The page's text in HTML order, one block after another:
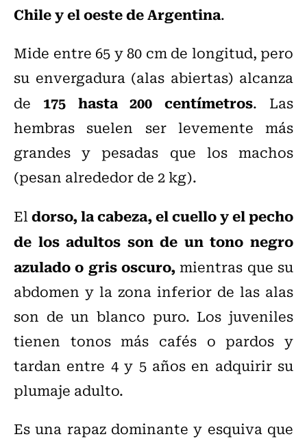
Chile y el oeste de Argentina.
Mide entre 65 y 80 cm de longitud, pero
su envergadura (alas abiertas) alcanza
de 175 hasta 200 centímetros. Las
hembras suelen ser levemente más
grandes y pesadas que los machos
(pesan alrededor de 2 kg).
Eldorso, la cabeza, el cuello y el pecho
de los adultos son de un tono negro
azulado o gris oscuro,mientras que su
abdomen y la zona inferior de las alas
son de un blanco puro. Los juveniles
tienen tonos más cafés o pardos y
tardan entre 4 y 5 años en adquirir su
plumaje adulto.
Es una rapaz dominante y esquiva que